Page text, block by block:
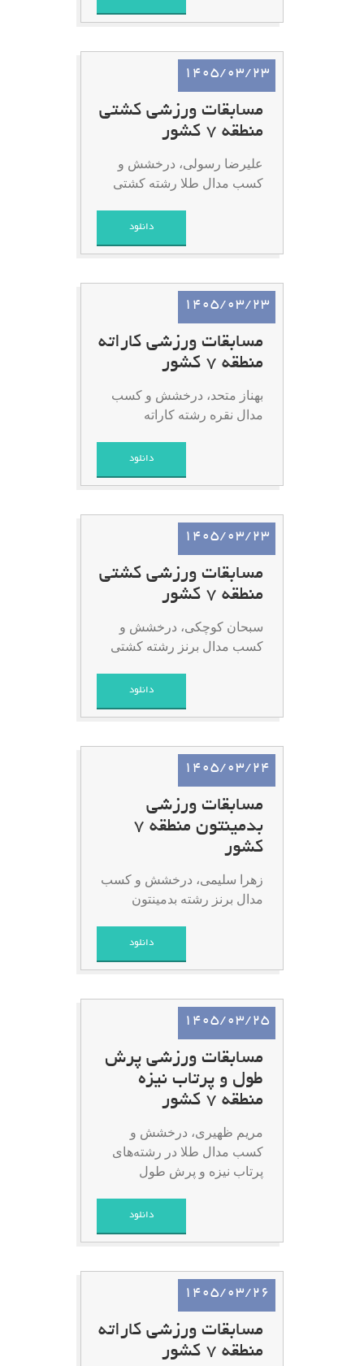
1405/03/23
مسابقات ورزشی کشتی
منطقه 7 کشور
علیرضا رسولی، درخشش و
کسب مدال طلا رشته کشتی
دانلود
1405/03/23
مسابقات ورزشی کاراته
منطقه 7 کشور
بهناز متحد، درخشش و کسب
مدال نقره رشته کاراته
دانلود
1405/03/23
مسابقات ورزشی کشتی
منطقه 7 کشور
سبحان کوچکی، درخشش و
کسب مدال برنز رشته کشتی
دانلود
1405/03/24
مسابقات ورزشی
بدمینتون منطقه 7
کشور
زهرا سلیمی، درخشش و کسب
مدال برنز رشته بدمینتون
دانلود
1405/03/25
مسابقات ورزشی پرش
طول و پرتاب نیزه
منطقه 7 کشور
مریم ظهیری، درخشش و
کسب مدال طلا در رشته‌های
پرتاب نیزه و پرش طول
دانلود
1405/03/26
مسابقات ورزشی کاراته
منطقه 7 کشور